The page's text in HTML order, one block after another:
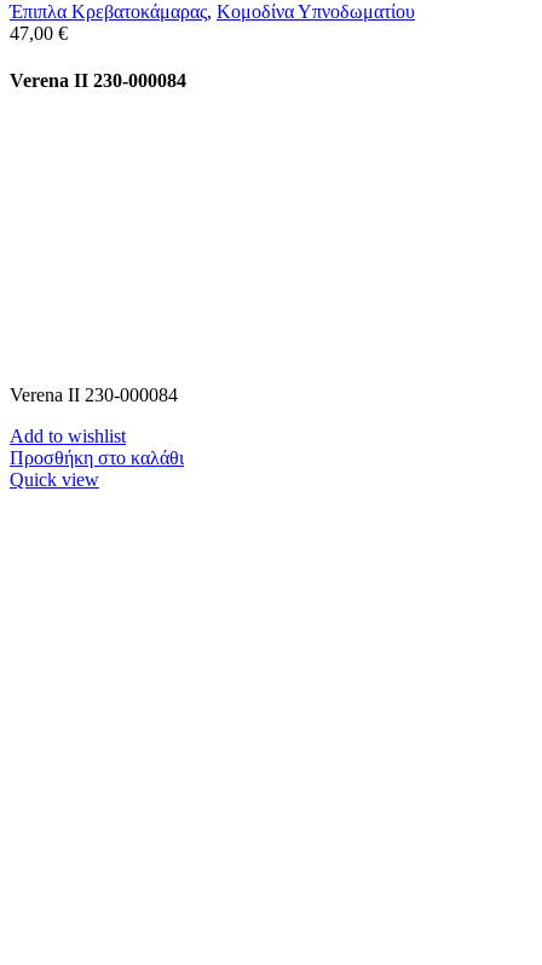
Έπιπλα Κρεβατοκάμαρας, Κομοδίνα Υπνοδωματίου
47,00 €
Verena II 230-000084
Verena II 230-000084
Add to wishlist
Προσθήκη στο καλάθι
Quick view